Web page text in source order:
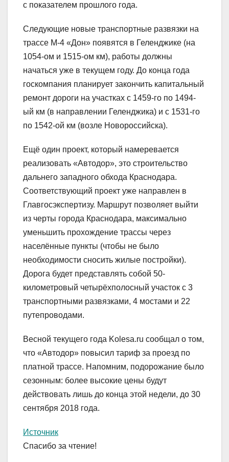
с показателем прошлого года.
Следующие новые транспортные развязки на
трассе М-4 «Дон» появятся в Геленджике (на
1054-ом и 1515-ом км), работы должны
начаться уже в текущем году. До конца года
госкомпания планирует закончить капитальный
ремонт дороги на участках с 1459-го по 1494-
ый км (в направлении Геленджика) и с 1531-го
по 1542-ой км (возле Новороссийска).
Ещё один проект, который намеревается
реализовать «Автодор», это строительство
дальнего западного обхода Краснодара.
Соответствующий проект уже направлен в
Главгосэкспертизу. Маршрут позволяет выйти
из черты города Краснодара, максимально
уменьшить прохождение трассы через
населённые пункты (чтобы не было
необходимости сносить жилые постройки).
Дорога будет представлять собой 50-
километровый четырёхполосный участок с 3
транспортными развязками, 4 мостами и 22
путепроводами.
Весной текущего года Kolesa.ru сообщал о том,
что «Автодор» повысил тариф за проезд по
платной трассе. Напомним, подорожание было
сезонным: более высокие цены будут
действовать лишь до конца этой недели, до 30
сентября 2018 года.
Источник
Спасибо за чтение!